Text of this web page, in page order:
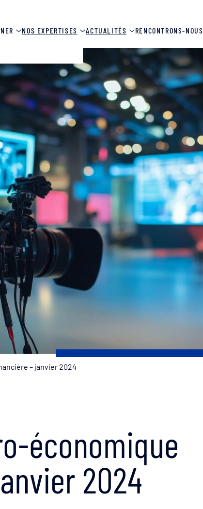
NOS EXPERTISES ACTUALITÉS RENCONTRONS-NOUS
– janvier 2024
économique
2024